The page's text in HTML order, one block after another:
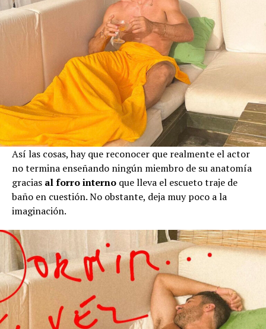
Así las cosas, hay que reconocer que realmente el actor
no termina enseñando ningún miembro de su anatomía
gracias al forro interno que lleva el escueto traje de
baño en cuestión. No obstante, deja muy poco a la
imaginación.